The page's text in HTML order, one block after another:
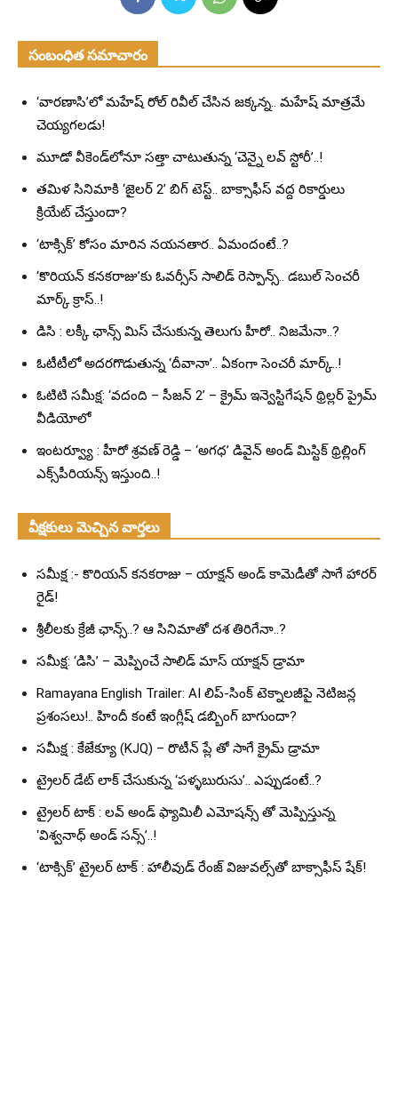
సంబంధిత సమాచారం
‘వారణాసి’లో మహేష్ రోల్ రివీల్ చేసిన జక్కన్న.. మహేష్ మాత్రమే
చెయ్యగలడు!
మూడో వీకెండ్‌లోనూ సత్తా చాటుతున్న ‘చెన్నై లవ్ స్టోరీ’..!
తమిళ సినిమాకి ‘జైలర్ 2’ బిగ్ టెస్ట్.. బాక్సాఫీస్ వద్ద రికార్డులు
క్రియేట్ చేస్తుందా?
‘టాక్సిక్’ కోసం మారిన నయనతార.. ఏమందంటే..?
‘కొరియన్ కనకరాజు’కు ఓవర్సీస్ సాలిడ్ రెస్పాన్స్.. డబుల్ సెంచరీ
మార్క్ క్రాస్..!
డిసి : లక్కీ ఛాన్స్ మిస్ చేసుకున్న తెలుగు హీరో.. నిజమేనా..?
ఓటీటీలో అదరగొడుతున్న ‘దీవానా’.. ఏకంగా సెంచరీ మార్క్..!
ఓటిటి సమీక్ష: ‘వదంది – సీజన్ 2’ – క్రైమ్ ఇన్వెస్టిగేషన్ థ్రిల్లర్ ప్రైమ్
వీడియోలో
ఇంటర్వ్యూ : హీరో శ్రవణ్ రెడ్డి – ‘అగధ’ డివైన్ అండ్ మిస్టిక్ థ్రిల్లింగ్
ఎక్స్‌పీరియన్స్ ఇస్తుంది..!
వీక్షకులు మెచ్చిన వార్తలు
సమీక్ష :- కొరియన్ కనకరాజు – యాక్షన్ అండ్ కామెడీతో సాగే హారర్
రైడ్!
శ్రీలీలకు క్రేజీ ఛాన్స్..? ఆ సినిమాతో దశ తిరిగేనా..?
సమీక్ష: ‘డిసి’ – మెప్పించే సాలిడ్ మాస్ యాక్షన్ డ్రామా
Ramayana English Trailer: AI లిప్-సింక్ టెక్నాలజీపై నెటిజన్ల
ప్రశంసలు!.. హిందీ కంటే ఇంగ్లీష్ డబ్బింగ్ బాగుందా?
సమీక్ష : కేజేక్యూ (KJQ) – రొటీన్ ప్లే తో సాగే క్రైమ్ డ్రామా
ట్రైలర్ డేట్ లాక్ చేసుకున్న ‘పళ్ళబురుసు’.. ఎప్పుడంటే..?
ట్రైలర్ టాక్ : లవ్ అండ్ ఫ్యామిలీ ఎమోషన్స్ తో మెప్పిస్తున్న
‘విశ్వనాధ్ అండ్ సన్స్’..!
‘టాక్సిక్’ ట్రైలర్ టాక్ : హాలీవుడ్ రేంజ్ విజువల్స్‌తో బాక్సాఫీస్ షేక్!